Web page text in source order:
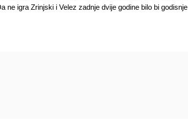
ne igra Zrinjski i Velez zadnje dvije godine bilo bi godisnje